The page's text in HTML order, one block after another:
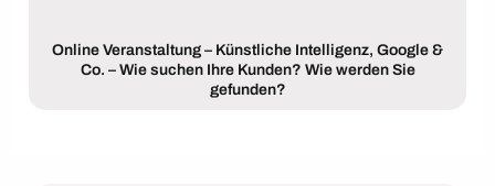
Online Veranstaltung – Künstliche Intelligenz, Google &
Co. – Wie suchen Ihre Kunden? Wie werden Sie
gefunden?